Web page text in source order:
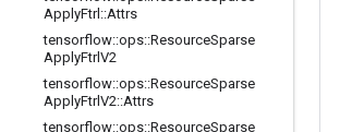
ApplyFtrl ::Attrs
tensorflow::ops::ResourceSparse
ApplyFtrlV2
tensorflow::ops::ResourceSparse
ApplyFtrlV2::Attrs
tensorflow::ops::ResourceSparse